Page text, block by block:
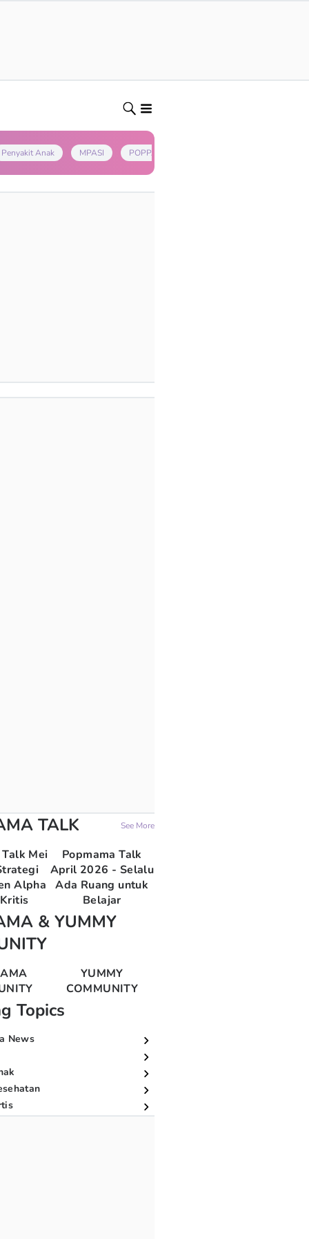
Penyakit Anak MPASI POPPAPA
TALK See More
Mei
Alpha
Popmama Talk
April 2026 - Selalu
Ada Ruang untuk
Belajar
& YUMMY
YUMMY
COMMUNITY
Topics
News